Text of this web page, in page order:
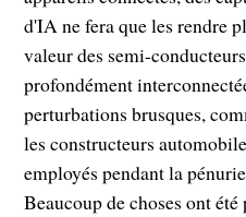
d'IA ne fera que les rendre
valeur des semi-
profondément
perturbations brusques,
les constructeurs
employés pendant la
Beaucoup de choses ont